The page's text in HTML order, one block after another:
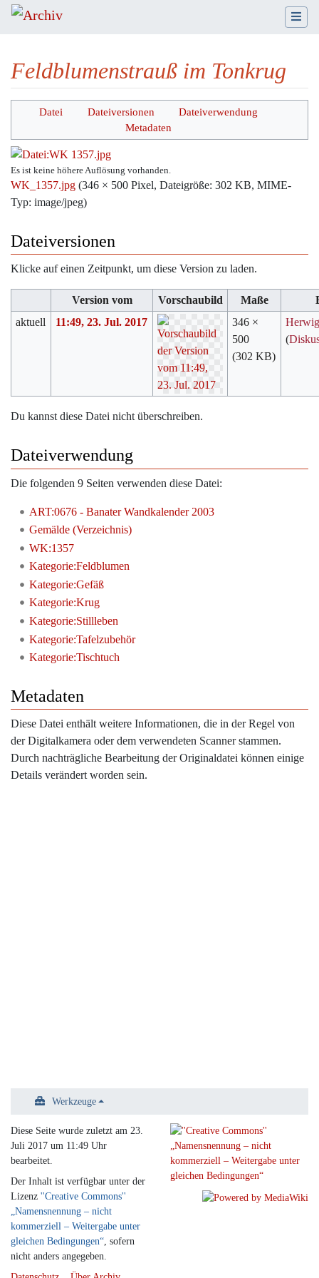
Feldblumenstrauß im Tonkrug
Wechseln zu: Navigation,Suche
Datei Dateiversionen
Dateiverwendung
Metadaten
Es ist keine höhere Auflösung vorhanden.
WK_1357.jpg (346 × 500 Pixel, Dateigröße: 302 KB, MIME-
Typ: image/jpeg)
Dateiversionen
Klicke auf einen Zeitpunkt, um diese Version zu laden.
Version vom Vorschaubild Maße
aktuell
11:49, 23. Jul. 2017
346 ×
500
(302 KB)
(
Du kannst diese Datei nicht überschreiben.
Dateiverwendung
Die folgenden 9 Seiten verwenden diese Datei:
ART:0676 - Banater Wandkalender 2003
Gemälde (Verzeichnis)
WK:1357
Kategorie:Feldblumen
Kategorie:Gefäß
Kategorie:Krug
Kategorie:Stillleben
Kategorie:Tafelzubehör
Kategorie:Tischtuch
Metadaten
Diese Datei enthält weitere Informationen, die in der Regel von
der Digitalkamera oder dem verwendeten Scanner stammen.
Durch nachträgliche Bearbeitung der Originaldatei können einige
Details verändert worden sein.
Werkzeuge
Diese Seite wurde zuletzt am 23.
Juli 2017 um 11:49 Uhr
bearbeitet.
Der Inhalt ist verfügbar unter der
Lizenz ''Creative Commons''
„Namensnennung – nicht
kommerziell – Weitergabe unter
gleichen Bedingungen“, sofern
nicht anders angegeben.